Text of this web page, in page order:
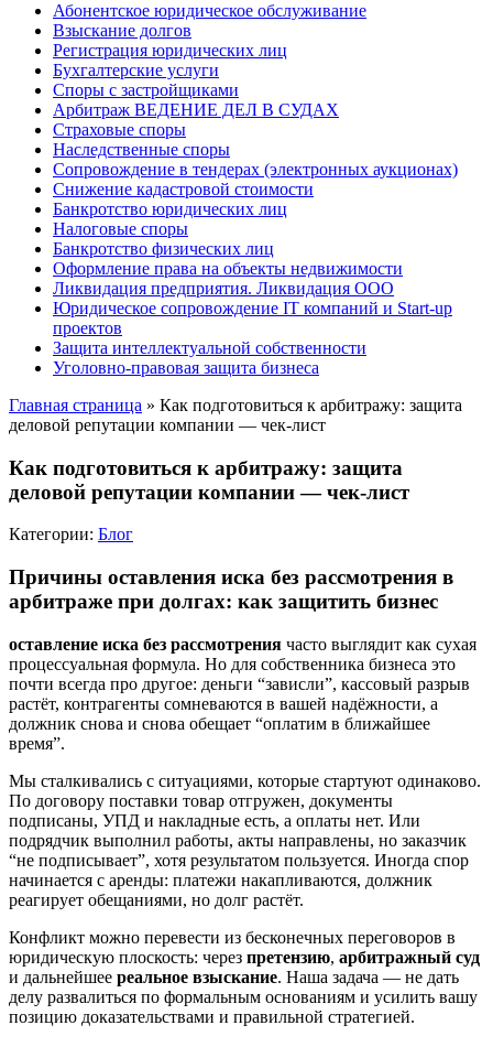
Абонентское юридическое обслуживание
Взыскание долгов
Регистрация юридических лиц
Бухгалтерские услуги
Споры с застройщиками
Арбитраж ВЕДЕНИЕ ДЕЛ В СУДАХ
Страховые споры
Наследственные споры
Сопровождение в тендерах (электронных аукционах)
Снижение кадастровой стоимости
Банкротство юридических лиц
Налоговые споры
Банкротство физических лиц
Оформление права на объекты недвижимости
Ликвидация предприятия. Ликвидация ООО
Юридическое сопровождение IT компаний и Start-up
проектов
Защита интеллектуальной собственности
Уголовно-правовая защита бизнеса
Главная страница » Как подготовиться к арбитражу: защита
деловой репутации компании — чек-лист
Как подготовиться к арбитражу: защита
деловой репутации компании — чек-лист
Категории: Блог
Причины оставления иска без рассмотрения в
арбитраже при долгах: как защитить бизнес
оставление иска без рассмотрения часто выглядит как сухая
процессуальная формула. Но для собственника бизнеса это
почти всегда про другое: деньги “зависли”, кассовый разрыв
растёт, контрагенты сомневаются в вашей надёжности, а
должник снова и снова обещает “оплатим в ближайшее
время”.
Мы сталкивались с ситуациями, которые стартуют одинаково.
По договору поставки товар отгружен, документы
подписаны, УПД и накладные есть, а оплаты нет. Или
подрядчик выполнил работы, акты направлены, но заказчик
“не подписывает”, хотя результатом пользуется. Иногда спор
начинается с аренды: платежи накапливаются, должник
реагирует обещаниями, но долг растёт.
Конфликт можно перевести из бесконечных переговоров в
юридическую плоскость: через претензию, арбитражный суд
и дальнейшее реальное взыскание. Наша задача — не дать
делу развалиться по формальным основаниям и усилить вашу
позицию доказательствами и правильной стратегией.